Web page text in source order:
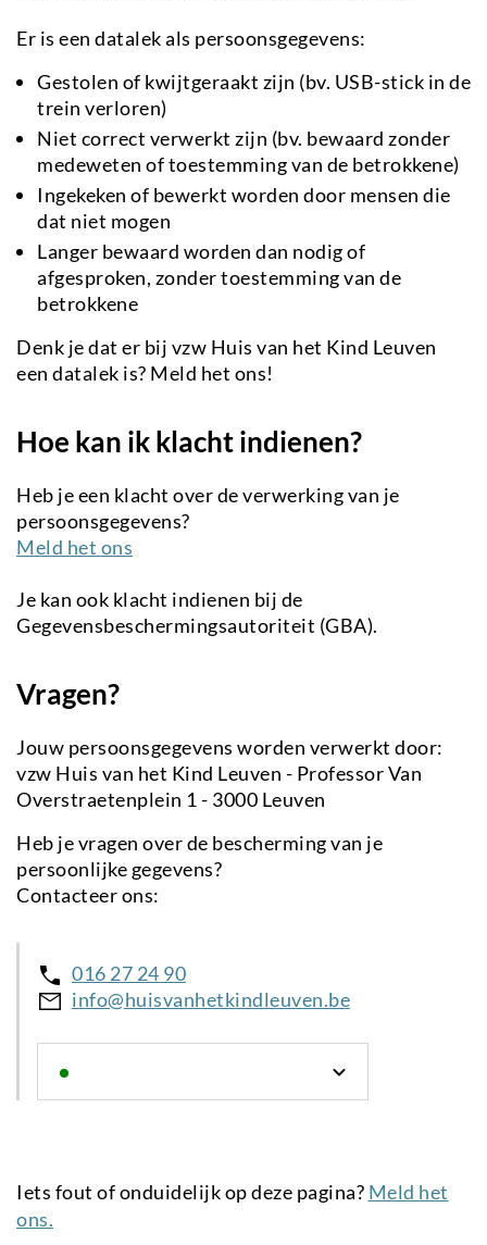
Er is een datalek als persoonsgegevens:
Gestolen of kwijtgeraakt zijn (bv. USB-stick in de
trein verloren)
Niet correct verwerkt zijn (bv. bewaard zonder
medeweten of toestemming van de betrokkene)
Ingekeken of bewerkt worden door mensen die
dat niet mogen
Langer bewaard worden dan nodig of
afgesproken, zonder toestemming van de
betrokkene
Denk je dat er bij vzw Huis van het Kind Leuven
een datalek is? Meld het ons!
Hoe kan ik klacht indienen?
Heb je een klacht over de verwerking van je
persoonsgegevens?
Meld het ons
Je kan ook klacht indienen bij de
Gegevensbeschermingsautoriteit (GBA).
Vragen?
Jouw persoonsgegevens worden verwerkt door:
vzw Huis van het Kind Leuven - Professor Van
Overstraetenplein 1 - 3000 Leuven
Heb je vragen over de bescherming van je
persoonlijke gegevens?
Contacteer ons:
016 27 24 90
info@huisvanhetkindleuven.be
Iets fout of onduidelijk op deze pagina? Meld het
ons.